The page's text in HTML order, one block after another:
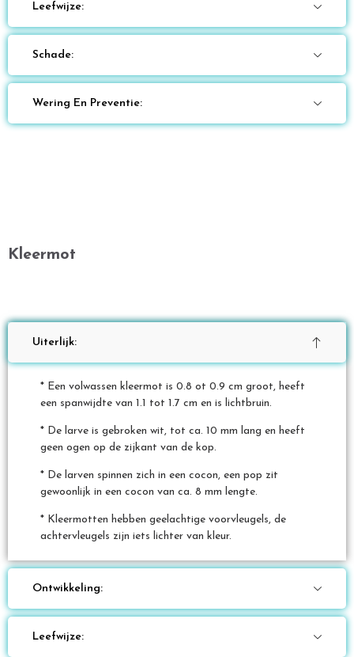
Leefwijze:
Schade:
Wering En Preventie:
Kleermot
Uiterlijk:
* Een volwassen kleermot is 0.8 ot 0.9 cm groot, heeft
een spanwijdte van 1.1 tot 1.7 cm en is lichtbruin.
* De larve is gebroken wit, tot ca. 10 mm lang en heeft
geen ogen op de zijkant van de kop.
* De larven spinnen zich in een cocon, een pop zit
gewoonlijk in een cocon van ca. 8 mm lengte.
* Kleermotten hebben geelachtige voorvleugels, de
achtervleugels zijn iets lichter van kleur.
Ontwikkeling:
Leefwijze: